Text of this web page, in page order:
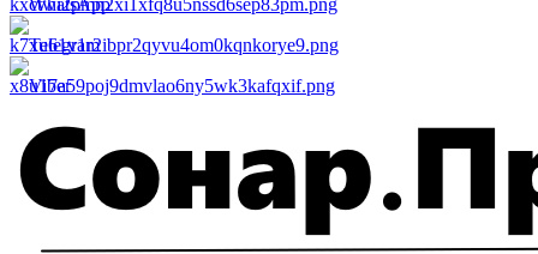
WhatsApp
Telegram
Viber